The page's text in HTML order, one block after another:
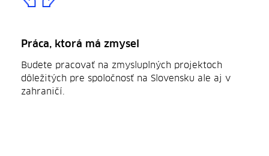
Práca, ktorá má zmysel
Budete pracovať na zmysluplných projektoch
dôležitých pre spoločnosť na Slovensku ale aj v
zahraničí.